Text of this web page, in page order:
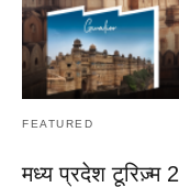
FEATURED
मध्य प्रदेश टूरिज़्म